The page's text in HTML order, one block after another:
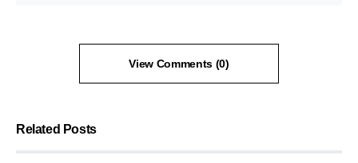
View Comments (0)
Related Posts